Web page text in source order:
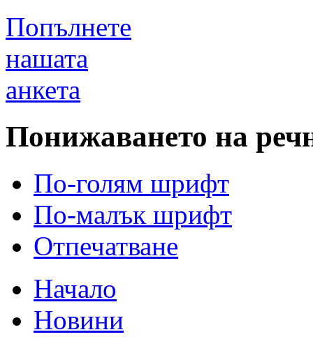
Попълнете
нашата
анкета
Понижаването на
По-голям шрифт
По-малък шрифт
Отпечатване
Начало
Новини